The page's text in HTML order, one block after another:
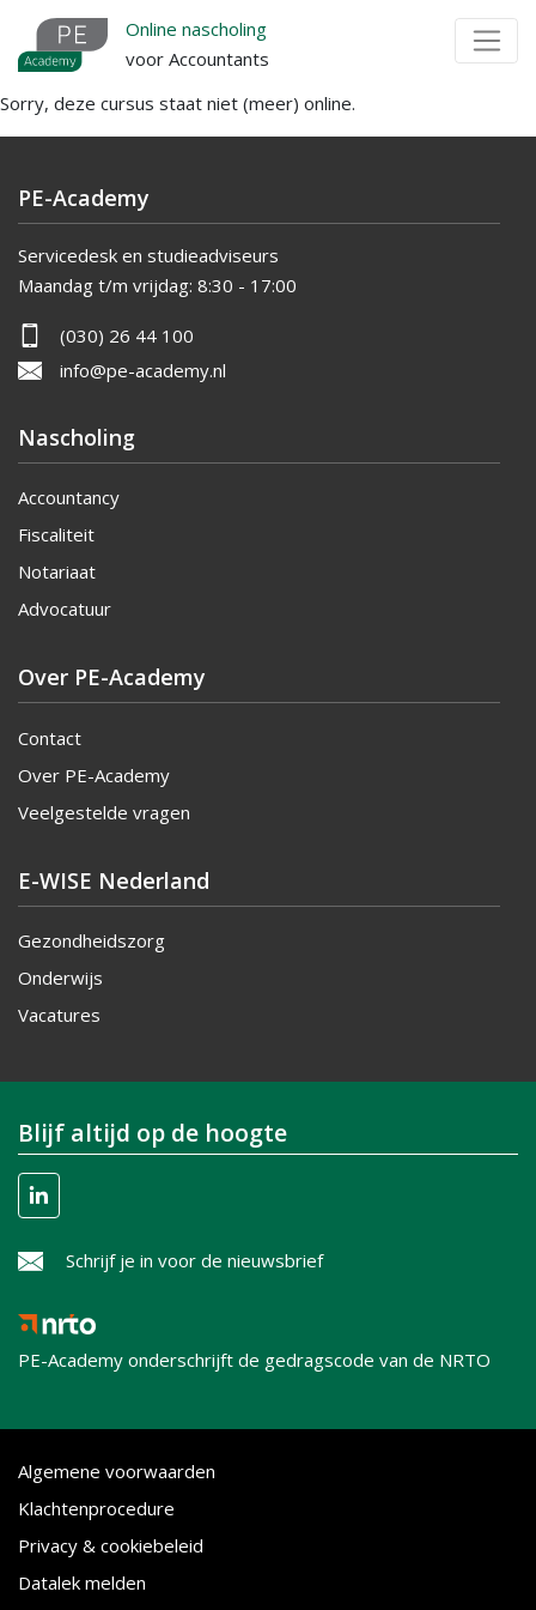
Overslaan
naar
de
inhoud
Online nascholing
voor Accountants
Sorry, deze cursus staat niet (meer) online.
PE-Academy
Servicedesk en studieadviseurs
Maandag t/m vrijdag: 8:30 - 17:00
(030) 26 44 100
info@pe-academy.nl
Nascholing
Accountancy
Fiscaliteit
Notariaat
Advocatuur
Over PE-Academy
Contact
Over PE-Academy
Veelgestelde vragen
E-WISE Nederland
Gezondheidszorg
Onderwijs
Vacatures
Blijf altijd op de hoogte
Schrijf je in voor de nieuwsbrief
PE-Academy onderschrijft de gedragscode van de NRTO
Algemene voorwaarden
Klachtenprocedure
Privacy & cookiebeleid
Datalek melden